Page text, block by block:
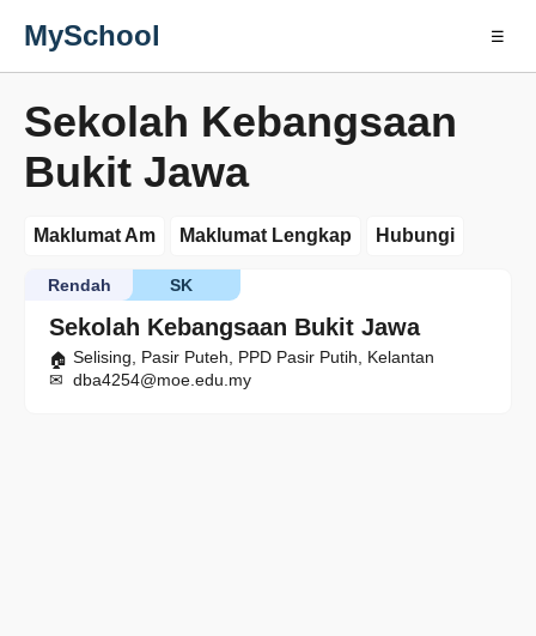
MySchool ☰
Sekolah Kebangsaan
Bukit Jawa
Maklumat Am Maklumat Lengkap Hubungi
Sekolah Kebangsaan Bukit Jawa
SK
Rendah
Selising, Pasir Puteh, PPD Pasir Putih, Kelantan
dba4254@moe.edu.my